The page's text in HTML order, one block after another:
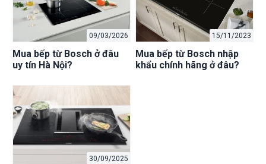
09/03/2026
Mua bếp từ Bosch ở đâu
uy tín Hà Nội?
15/11/2023
Mua bếp từ Bosch nhập
khẩu chính hãng ở đâu?
30/09/2025